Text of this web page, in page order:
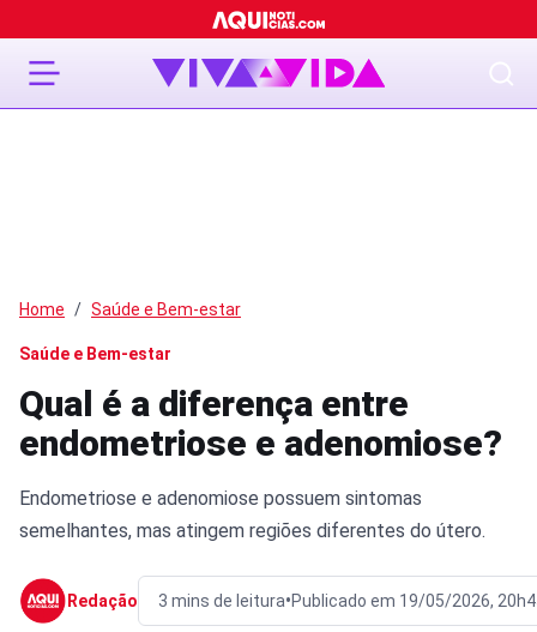
Home Saúde e Bem-estar
Saúde e Bem-estar
Qual é a diferença entre
endometriose e adenomiose?
Endometriose e adenomiose possuem sintomas
semelhantes, mas atingem regiões diferentes do útero.
Redação 3 mins de leitura•Publicado em 19/05/2026,